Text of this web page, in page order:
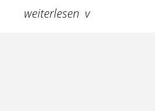
Sie erhaltenalle Ausgaben
weiterlesen